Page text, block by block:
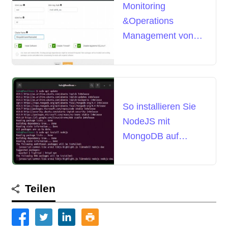
Monitoring
&Operations
Management von
ClusterControl
So installieren Sie
NodeJS mit
MongoDB auf
Teilen